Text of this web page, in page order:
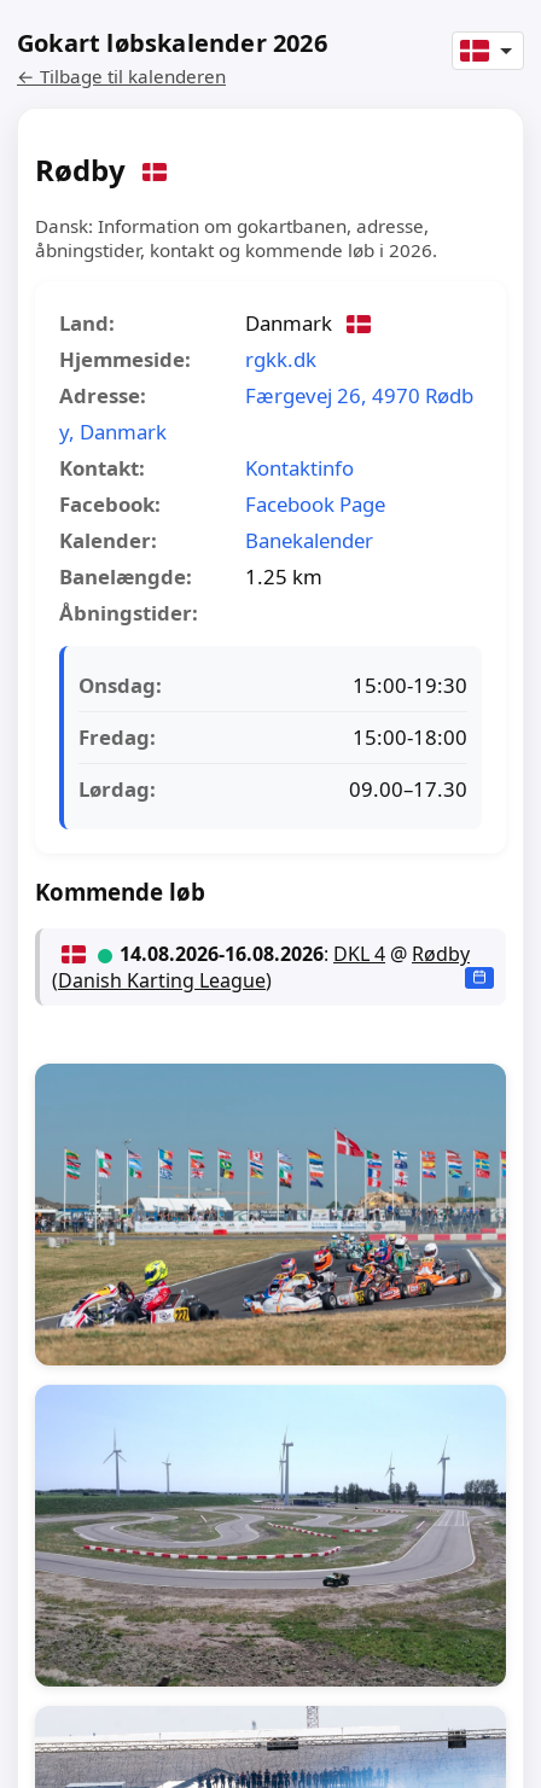
Gokart løbskalender 2026
← Tilbage til kalenderen
Rødby
Dansk: Information om gokartbanen, adresse,
åbningstider, kontakt og kommende løb i 2026.
Land:
Danmark
Hjemmeside:
rgkk.dk
Adresse:
Færgevej 26, 4970 Rødb
y, Danmark
Kontakt:
Kontaktinfo
Facebook:
Facebook Page
Kalender:
Banekalender
Banelængde:
1.25 km
Åbningstider:
Onsdag:
15:00-19:30
Fredag:
15:00-18:00
Lørdag:
09.00–17.30
Kommende løb
14.08.2026-16.08.2026: DKL 4 @ Rødby
(Danish Karting League)